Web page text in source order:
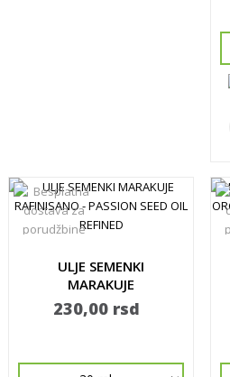
ULJE SEMENKI
MARAKUJE
RAFINISANO -
PASSION...
230,00 rsd